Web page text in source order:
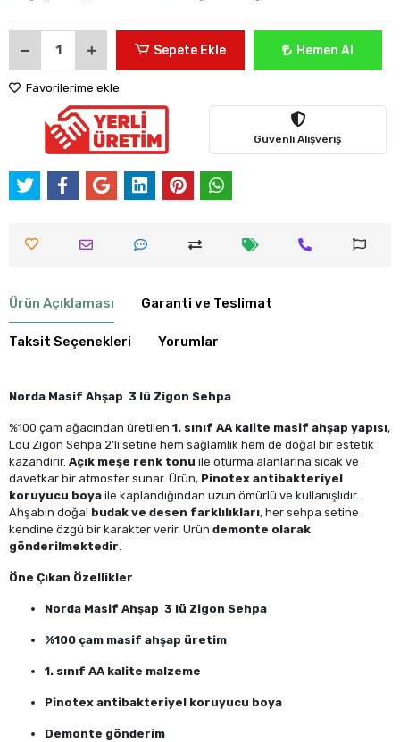
Sepete Ekle Hemen Al
Favorilerime ekle
Güvenli Alışveriş
Ürün Açıklaması Garanti ve Teslimat
Taksit Seçenekleri Yorumlar
Norda Masif Ahşap 3 lü Zigon Sehpa
%100 çam ağacından üretilen 1. sınıf AA kalite masif ahşap yapısı,
Lou Zigon Sehpa 2’li setine hem sağlamlık hem de doğal bir estetik
kazandırır. Açık meşe renk tonu ile oturma alanlarına sıcak ve
davetkar bir atmosfer sunar. Ürün, Pinotex antibakteriyel
koruyucu boya ile kaplandığından uzun ömürlü ve kullanışlıdır.
Ahşabın doğal budak ve desen farklılıkları, her sehpa setine
kendine özgü bir karakter verir. Ürün demonte olarak
gönderilmektedir.
Öne Çıkan Özellikler
Norda Masif Ahşap 3 lü Zigon Sehpa
%100 çam masif ahşap üretim
1. sınıf AA kalite malzeme
Pinotex antibakteriyel koruyucu boya
Demonte gönderim